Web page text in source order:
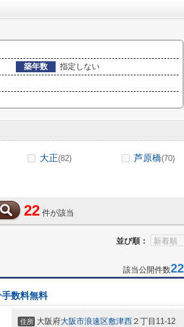
築年数
指定しない
大正(82) 芦原橋(70)
22 件が該当
並び順：
該当公開件数22
数料無料
住所 大阪府大阪市浪速区敷津西 ２丁目11-12